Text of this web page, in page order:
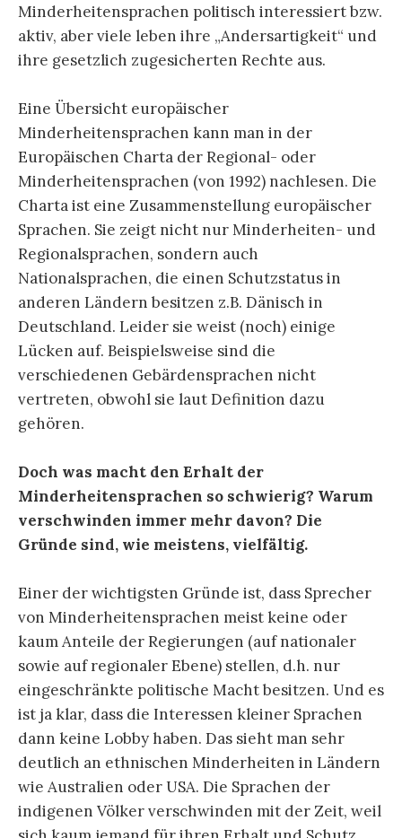
Minderheitensprachen politisch interessiert bzw.
aktiv, aber viele leben ihre „Andersartigkeit“ und
ihre gesetzlich zugesicherten Rechte aus.
Eine Übersicht europäischer
Minderheitensprachen kann man in der
Europäischen Charta der Regional- oder
Minderheitensprachen (von 1992) nachlesen. Die
Charta ist eine Zusammenstellung europäischer
Sprachen. Sie zeigt nicht nur Minderheiten- und
Regionalsprachen, sondern auch
Nationalsprachen, die einen Schutzstatus in
anderen Ländern besitzen z.B. Dänisch in
Deutschland. Leider sie weist (noch) einige
Lücken auf. Beispielsweise sind die
verschiedenen Gebärdensprachen nicht
vertreten, obwohl sie laut Definition dazu
gehören.
Doch was macht den Erhalt der
Minderheitensprachen so schwierig? Warum
verschwinden immer mehr davon? Die
Gründe sind, wie meistens, vielfältig.
Einer der wichtigsten Gründe ist, dass Sprecher
von Minderheitensprachen meist keine oder
kaum Anteile der Regierungen (auf nationaler
sowie auf regionaler Ebene) stellen, d.h. nur
eingeschränkte politische Macht besitzen. Und es
ist ja klar, dass die Interessen kleiner Sprachen
dann keine Lobby haben. Das sieht man sehr
deutlich an ethnischen Minderheiten in Ländern
wie Australien oder USA. Die Sprachen der
indigenen Völker verschwinden mit der Zeit, weil